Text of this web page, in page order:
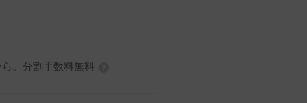
。分割手数料無料